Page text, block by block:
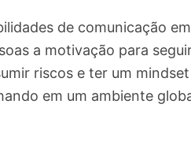
de comunicação
a motivação para
riscos e ter um
em um ambiente